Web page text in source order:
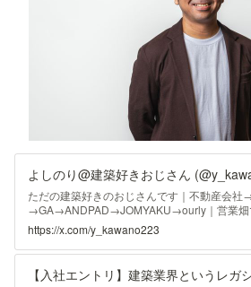
よしのり@建築好きおじさん
ただの建築好きのおじさんです｜不動産会社
→GA→ANDPAD→JOMYAKU→ourly｜営業畑
にマネジメントもやってました。今はCSやっ
ヴァプール・マリノスファン、最近はサウナ
サウナをつくりたい。生涯ミッション「今隣
https://x.com/y_kawano223